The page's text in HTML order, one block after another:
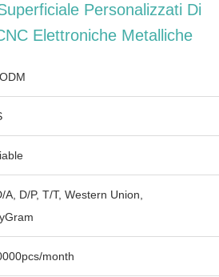
Personalizzati Di
Elettroniche Metalliche
A, D/P, T/T, Western Union,
month